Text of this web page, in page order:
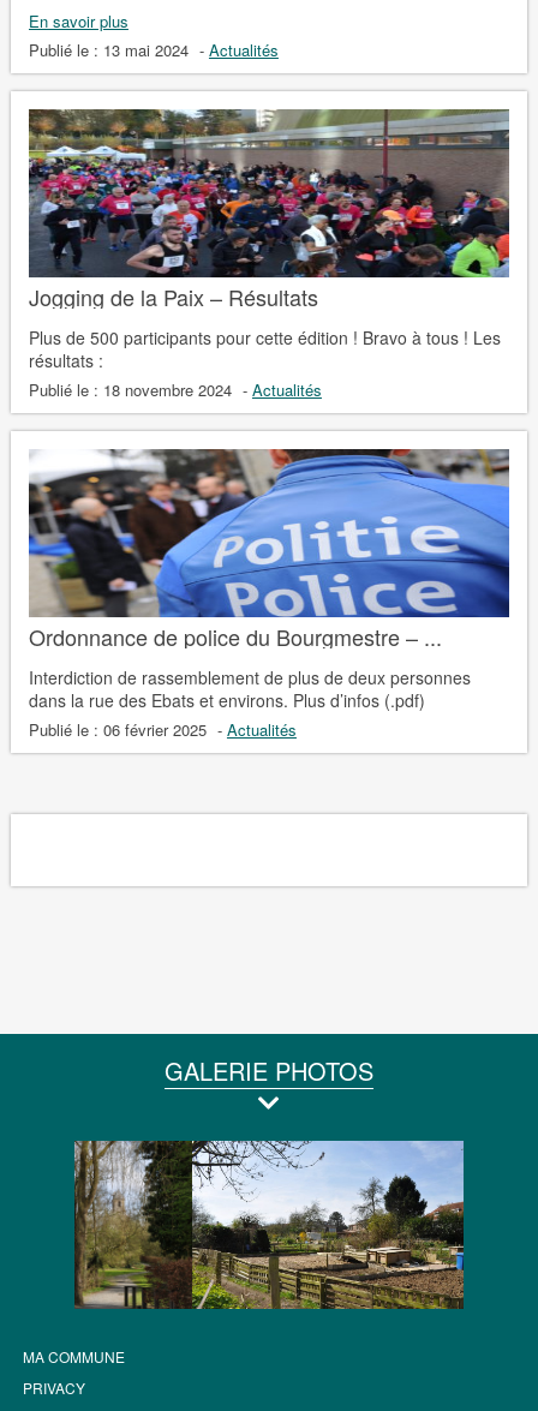
En savoir plus
Publié le : 13 mai 2024 - Actualités
Jogging de la Paix – Résultats
Plus de 500 participants pour cette édition ! Bravo à tous ! Les
résultats :
Publié le : 18 novembre 2024 - Actualités
Ordonnance de police du Bourgmestre – ...
Interdiction de rassemblement de plus de deux personnes
dans la rue des Ebats et environs. Plus d’infos (.pdf)
Publié le : 06 février 2025 - Actualités
GALERIE PHOTOS
MA COMMUNE
PRIVACY